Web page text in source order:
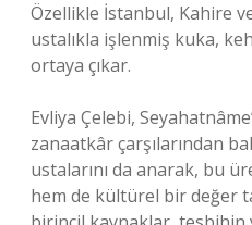
Özellikle İstanbul, Kahire
ustalıkla işlenmiş kuka,
ortaya çıkar.
Evliya Çelebi,
zanaatkâr çarşılarından
ustalarını da anarak, bu
hem de kültürel bir değer